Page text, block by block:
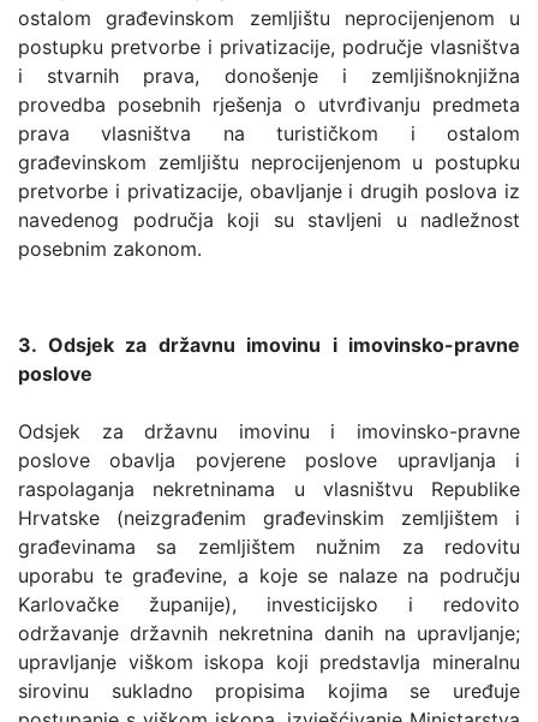
ostalom građevinskom zemljištu neprocijenjenom u
postupku pretvorbe i privatizacije, područje vlasništva
i stvarnih prava, donošenje i zemljišnoknjižna
provedba posebnih rješenja o utvrđivanju predmeta
prava vlasništva na turističkom i ostalom
građevinskom zemljištu neprocijenjenom u postupku
pretvorbe i privatizacije, obavljanje i drugih poslova iz
navedenog područja koji su stavljeni u nadležnost
posebnim zakonom.
3. Odsjek za državnu imovinu i imovinsko-pravne
poslove
Odsjek za državnu imovinu i imovinsko-pravne
poslove obavlja povjerene poslove upravljanja i
raspolaganja nekretninama u vlasništvu Republike
Hrvatske (neizgrađenim građevinskim zemljištem i
građevinama sa zemljištem nužnim za redovitu
uporabu te građevine, a koje se nalaze na području
Karlovačke županije), investicijsko i redovito
održavanje državnih nekretnina danih na upravljanje;
upravljanje viškom iskopa koji predstavlja mineralnu
sirovinu sukladno propisima kojima se uređuje